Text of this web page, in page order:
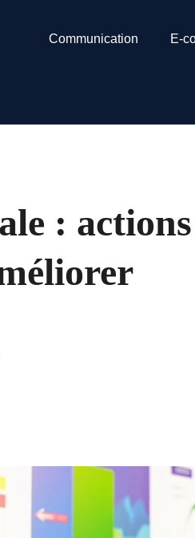
Communication E-
: actions